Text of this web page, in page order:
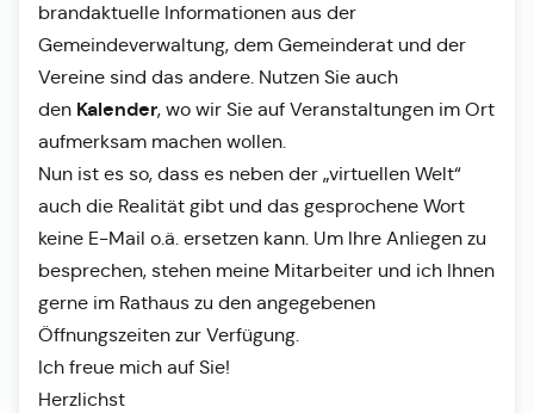
brandaktuelle Informationen aus der
Gemeindeverwaltung, dem Gemeinderat und der
Vereine sind das andere. Nutzen Sie auch
den Kalender, wo wir Sie auf Veranstaltungen im Ort
aufmerksam machen wollen.
Nun ist es so, dass es neben der „virtuellen Welt“
auch die Realität gibt und das gesprochene Wort
keine E-Mail o.ä. ersetzen kann. Um Ihre Anliegen zu
besprechen, stehen meine Mitarbeiter und ich Ihnen
gerne im Rathaus zu den angegebenen
Öffnungszeiten zur Verfügung.
Ich freue mich auf Sie!
Herzlichst